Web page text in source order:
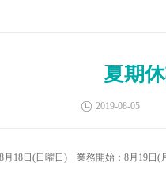
夏期
2019-08-05
8月 18日 (日曜日 ) 業務開始： 8月 19日 (